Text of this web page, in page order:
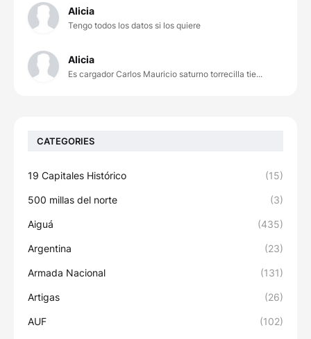
Alicia
Tengo todos los datos si los quiere
Alicia
Es cargador Carlos Mauricio saturno torrecilla tie...
CATEGORIES
19 Capitales Histórico (15)
500 millas del norte (3)
Aiguá (435)
Argentina (23)
Armada Nacional (131)
Artigas (26)
AUF (102)